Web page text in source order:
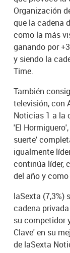
Organización
que la cadena
como la más
ganando por
y siendo la
Time.
También
televisión, con
Noticias 1 a la
'El
suerte'
igualmente
continúa líder,
del año y
laSexta (7,3%)
cadena
su competidor
Clave' en su
de laSexta